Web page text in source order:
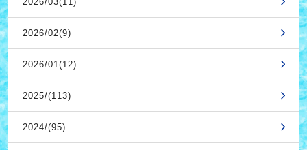
2026/02(9)
2026/01(12)
2025/(113)
2024/(95)